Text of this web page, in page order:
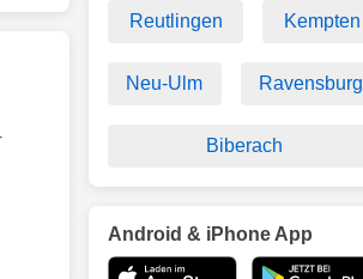
Reutlingen Kempten
Neu-Ulm Ravensburg
Biberach
Android & iPhone App